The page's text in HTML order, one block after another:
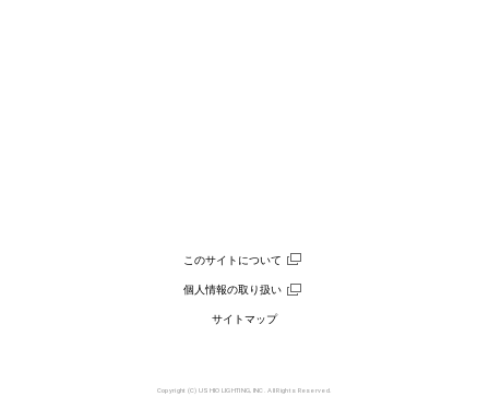
このサイトについて
個人情報の取り扱い
サイトマップ
Copyright (C) USHIO LIGHTING, INC. All Rights Reserved.